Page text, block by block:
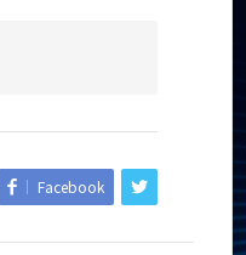
Facebook